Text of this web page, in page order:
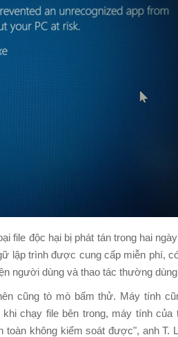
file độc hại bị phát tán trong hai
lập trình được cung cấp miễn phí,
người dùng và thao tác thường
cũng tò mò bấm thử. Máy tính
chạy file bên trong, máy tính của
không kiểm soát được", anh T.